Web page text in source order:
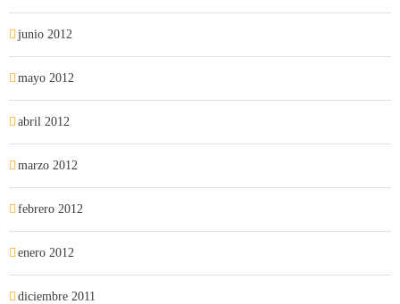
junio 2012
mayo 2012
abril 2012
marzo 2012
febrero 2012
enero 2012
diciembre 2011